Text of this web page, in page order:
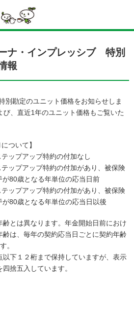
ナ・インプレッシブ 特別
報
別勘定のユニット価格をお知らせしま
、直近1年のユニット価格もご覧いた
ついて】
ップアップ特約の付加なし
ップアップ特約の付加があり、被保険
が80歳となる年単位の応当日前
ップアップ特約の付加があり、被保険
が80歳となる年単位の応当日以後
とは異なります。年金開始日前におけ
齢は、毎年の契約応当日ごとに契約年齢
。
以下１２桁まで保持していますが、表示
捨五入しています。